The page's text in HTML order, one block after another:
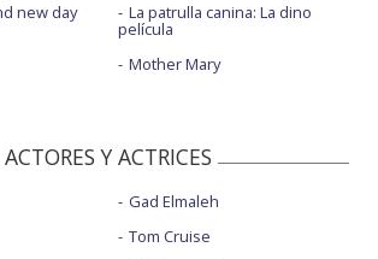
new day
La patrulla canina: La dino
película
Mother Mary
ACTORES Y ACTRICES
Gad Elmaleh
Tom Cruise